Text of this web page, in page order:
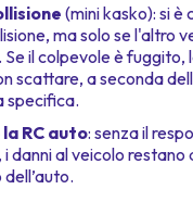
(mini kasko): si
ma solo se l'altro
il colpevole è fuggito,
scattare, a seconda
specifica.
la RC auto: senza il
danni al veicolo restano